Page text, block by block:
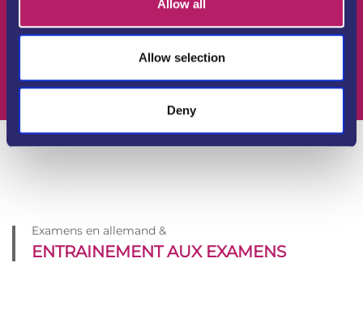
may combine it with other information that you’ve
provided to them or that they’ve collected from your use
Allow all
Allow selection
Deny
Examens en allemand &
ENTRAINEMENT AUX EXAMENS